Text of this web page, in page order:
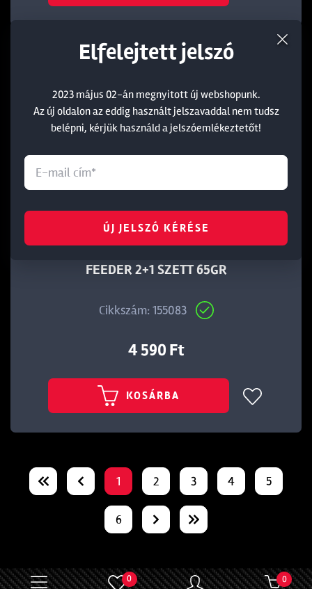
FEEDER 2+1 SZETT 65GR
Cikkszám: 155083
4 590 Ft
KOSÁRBA
1 2 3 4 5
6
0 0
Elfelejtett jelszó
2023 május 02-án megnyitott új webshopunk.
Az új oldalon az eddig használt jelszavaddal nem tudsz
belépni, kérjük használd a jelszóemlékeztetőt!
ÚJ JELSZÓ KÉRÉSE